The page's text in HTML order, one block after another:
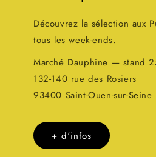
Découvrez la sélection aux
tous les week-ends.
Marché Dauphine — stand
132-140 rue des Rosiers
93400 Saint-Ouen-sur-Seine
+ d'infos